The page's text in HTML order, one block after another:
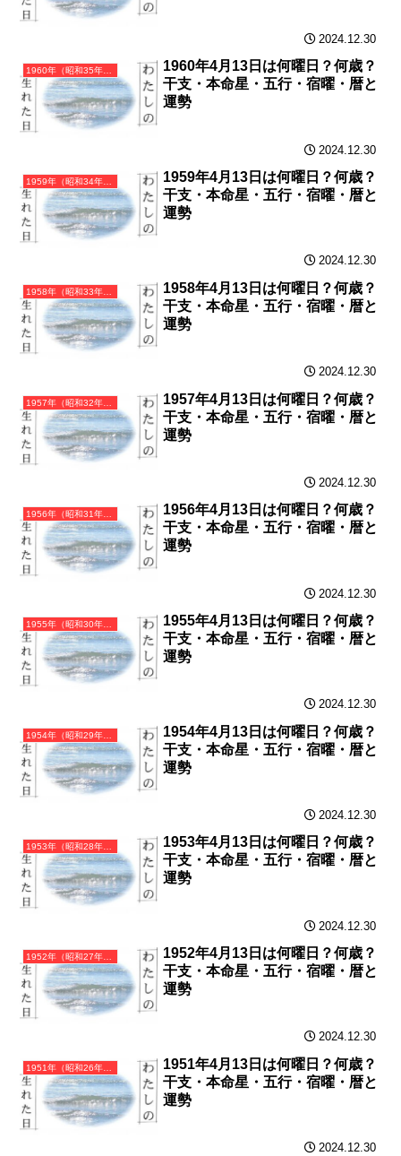
2024.12.30
1960年（昭和35年）庚子（かのえね）・子年（ねずみ年）カレンダー（月曜はじまり）
1960年4月13日は何曜日？何歳？
干支・本命星・五行・宿曜・暦と
運勢
2024.12.30
1959年（昭和34年）己亥（つちのとい）・亥年（いのしし年）カレンダー（月曜はじまり）
1959年4月13日は何曜日？何歳？
干支・本命星・五行・宿曜・暦と
運勢
2024.12.30
1958年（昭和33年）戊戌（つちのえいぬ）・戌年（いぬ年）カレンダー（月曜はじまり）
1958年4月13日は何曜日？何歳？
干支・本命星・五行・宿曜・暦と
運勢
2024.12.30
1957年（昭和32年）丁酉（ひのととり）・酉年（とり年）カレンダー（月曜はじまり）
1957年4月13日は何曜日？何歳？
干支・本命星・五行・宿曜・暦と
運勢
2024.12.30
1956年（昭和31年）丙申（ひのえさる）・申年（さる年）カレンダー（月曜はじまり）
1956年4月13日は何曜日？何歳？
干支・本命星・五行・宿曜・暦と
運勢
2024.12.30
1955年（昭和30年）乙未（きのとひつじ）・未年（ひつじ年）カレンダー（月曜はじまり）
1955年4月13日は何曜日？何歳？
干支・本命星・五行・宿曜・暦と
運勢
2024.12.30
1954年（昭和29年）甲午（きのえうま）・午年（うま年）カレンダー（月曜はじまり）
1954年4月13日は何曜日？何歳？
干支・本命星・五行・宿曜・暦と
運勢
2024.12.30
1953年（昭和28年）癸巳（みずのとみ）・巳年（へび年）カレンダー（月曜はじまり）
1953年4月13日は何曜日？何歳？
干支・本命星・五行・宿曜・暦と
運勢
2024.12.30
1952年（昭和27年）壬辰（みずのえたつ）・辰年（たつ年）カレンダー（月曜はじまり）
1952年4月13日は何曜日？何歳？
干支・本命星・五行・宿曜・暦と
運勢
2024.12.30
1951年（昭和26年）辛卯（かのとう）・卯年（うさぎ年）カレンダー（月曜はじまり）
1951年4月13日は何曜日？何歳？
干支・本命星・五行・宿曜・暦と
運勢
2024.12.30